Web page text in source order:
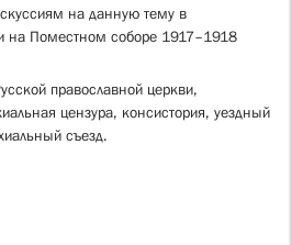
на данную тему в
на Поместном соборе 1917–1918
православной церкви,
цензура, консистория, уездный
съезд.